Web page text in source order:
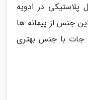
پلاستیکی در ادویه
جنس از پیمانه ها
جات با جنس بهتری